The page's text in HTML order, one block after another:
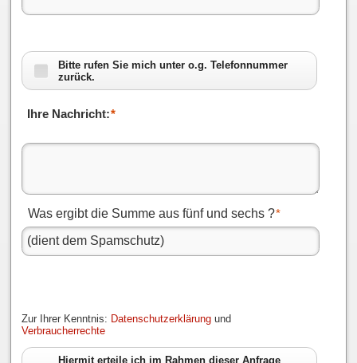
Bitte rufen Sie mich unter o.g. Telefonnummer
zurück.
Ihre Nachricht:*
Was ergibt die Summe aus fünf und sechs ?*
Zur Ihrer Kenntnis: Datenschutzerklärungund
Verbraucherrechte
Hiermit erteile ich im Rahmen dieser Anfrage